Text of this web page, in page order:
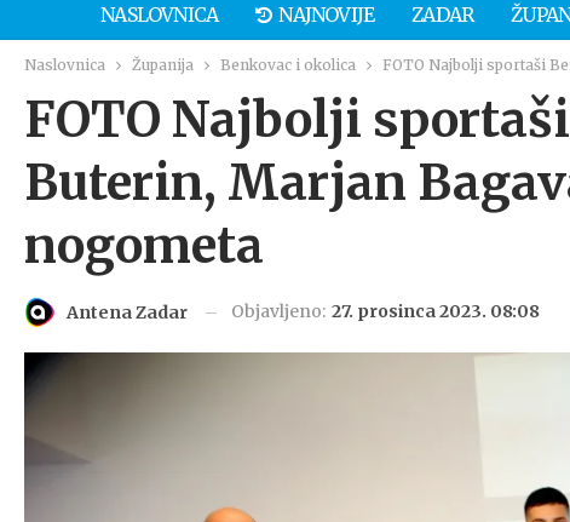
NASLOVNICA NAJNOVIJE ZADAR
Naslovnica Županija Benkovac i okolica FOTO Najbolji sportaši
FOTO Najbolji
Buterin, Marjan
nogometa
Antena Zadar Objavljeno: 27. prosinca 2023. 08:08